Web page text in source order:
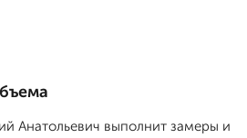
Анатольевич выполнит замеры и